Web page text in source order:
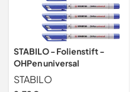
STABILO - Folienstift -
OHPen universal
STABILO